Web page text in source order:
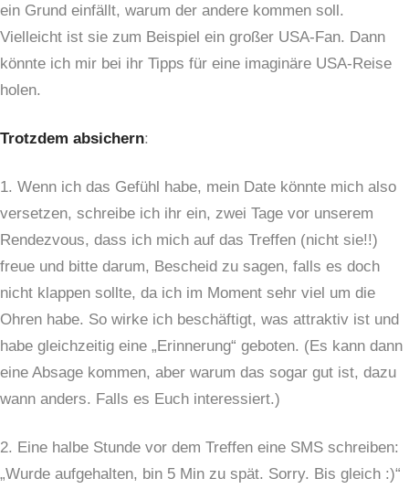
ein Grund einfällt, warum der andere kommen soll.
Vielleicht ist sie zum Beispiel ein großer USA-Fan. Dann
könnte ich mir bei ihr Tipps für eine imaginäre USA-Reise
holen.
Trotzdem absichern:
1. Wenn ich das Gefühl habe, mein Date könnte mich also
versetzen, schreibe ich ihr ein, zwei Tage vor unserem
Rendezvous, dass ich mich auf das Treffen (nicht sie!!)
freue und bitte darum, Bescheid zu sagen, falls es doch
nicht klappen sollte, da ich im Moment sehr viel um die
Ohren habe. So wirke ich beschäftigt, was attraktiv ist und
habe gleichzeitig eine „Erinnerung“ geboten. (Es kann dann
eine Absage kommen, aber warum das sogar gut ist, dazu
wann anders. Falls es Euch interessiert.)
2. Eine halbe Stunde vor dem Treffen eine SMS schreiben:
„Wurde aufgehalten, bin 5 Min zu spät. Sorry. Bis gleich :)“